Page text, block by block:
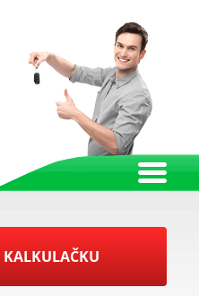
KALKULAČKU